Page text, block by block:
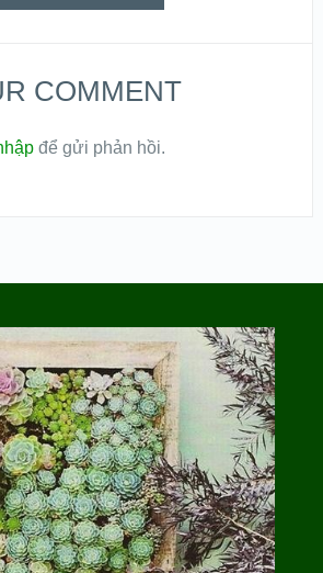
COMMENT
để gửi phản hồi.